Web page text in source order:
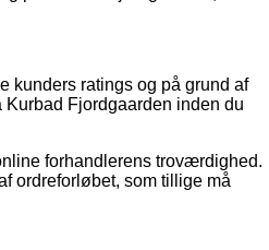
kunders ratings og på grund af
Fjordgaarden inden du
forhandlerens troværdighed.
ordreforløbet, som tillige må